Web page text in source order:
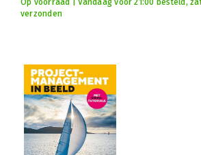
Op voorraad | Vandaag voor 21:00 besteld,
verzonden